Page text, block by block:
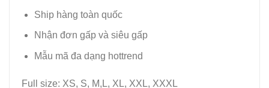
Ship hàng toàn quốc
Nhận đơn gấp và siêu gấp
Mẫu mã đa dạng hottrend
Full size: XS, S, M,L, XL, XXL, XXXL